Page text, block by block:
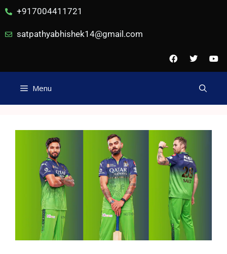
+917004411721
satpathyabhishek14@gmail.com
Menu